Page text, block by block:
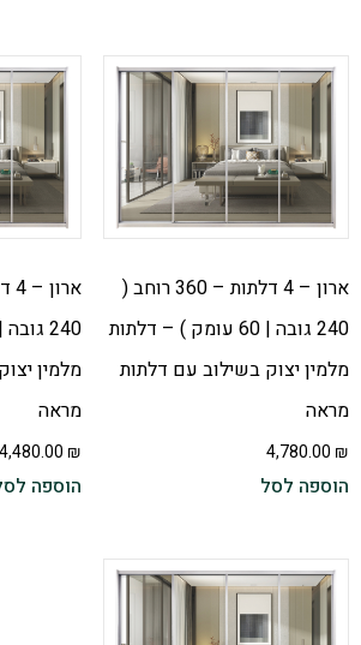
ארון – 4 דלתות – 360 רוחב (
240 גובה | 60 עומק ) – דלתות
מלמין יצוק בשילוב עם דלתות
מראה
4,780.00 ₪
הוספה לסל
מלמין
מראה
4,480.00 ₪
הוספה